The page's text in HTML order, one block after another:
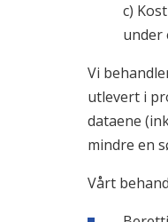
c)
under
Vi
utlevert i
dataene
mindre en
Vårt